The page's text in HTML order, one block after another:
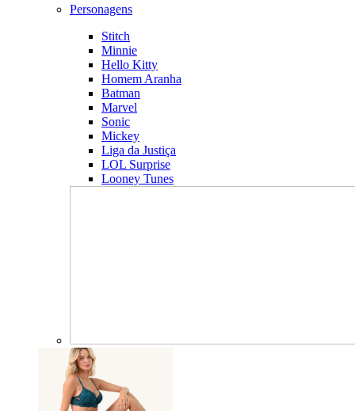
Personagens
Stitch
Minnie
Hello Kitty
Homem Aranha
Batman
Marvel
Sonic
Mickey
Liga da Justiça
LOL Surprise
Looney Tunes